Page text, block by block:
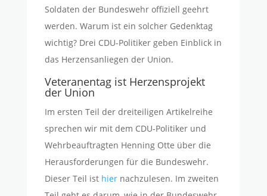
Soldaten der Bundeswehr offiziell geehrt
werden. Warum ist ein solcher Gedenktag
wichtig? Drei CDU-Politiker geben Einblick in
das Herzensanliegen der Union.
Veteranentag ist Herzensprojekt
der Union
Im ersten Teil der dreiteiligen Artikelreihe
sprechen wir mit dem CDU-Politiker und
Wehrbeauftragten Henning Otte über die
Herausforderungen für die Bundeswehr.
Dieser Teil ist hiernachzulesen. Im zweiten